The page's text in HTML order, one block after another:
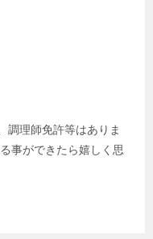
調理師免許等はありま
事ができたら嬉しく思